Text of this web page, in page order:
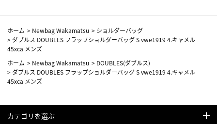
ホーム > Newbag Wakamatsu > ショルダーバッグ
> ダブルス DOUBLES フラップショルダーバッグ S vwe1919 4.キャメル
45xca メンズ
ホーム > Newbag Wakamatsu > DOUBLES(ダブルス)
> ダブルス DOUBLES フラップショルダーバッグ S vwe1919 4.キャメル
45xca メンズ
カテゴリを選ぶ